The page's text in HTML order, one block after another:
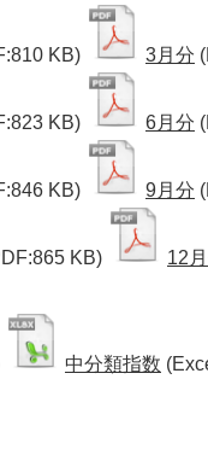
KB) 3月分
KB) 6月分
KB) 9月分
KB) 12
中分類指数